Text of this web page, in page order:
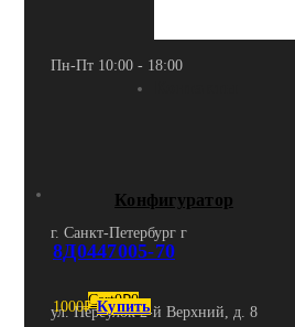
Пн-Пт 10:00 - 18:00
г. Санкт-Петербург г
ул. Переулок 2-й Верхний, д. 8
Конфигуратор
Cart0₽0
8Д0447005-70
1000₽ Купить